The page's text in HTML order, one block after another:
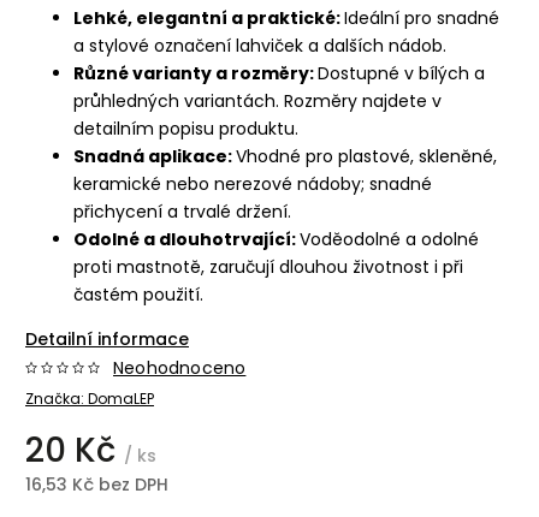
Lehké, elegantní a praktické:Ideální pro snadné
a stylové označení lahviček a dalších nádob.
Různé varianty a rozměry:Dostupné v bílých a
průhledných variantách. Rozměry najdete v
detailním popisu produktu.
Snadná aplikace:Vhodné pro plastové, skleněné,
keramické nebo nerezové nádoby; snadné
přichycení a trvalé držení.
Odolné a dlouhotrvající:Voděodolné a odolné
proti mastnotě, zaručují dlouhou životnost i při
častém použití.
Detailní informace
Značka: DomaLEP
Neohodnoceno
20 Kč / ks
16,53 Kč bez DPH